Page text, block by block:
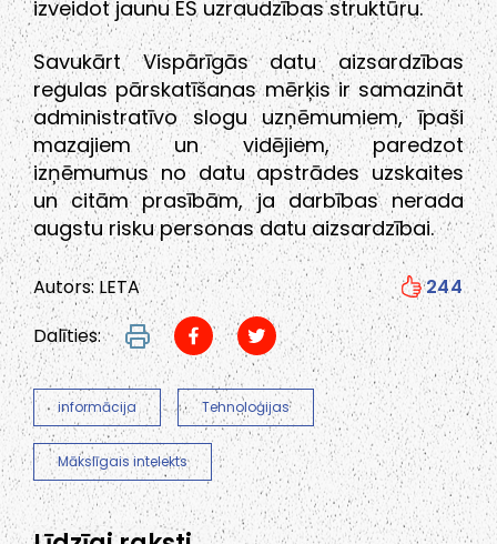
izveidot jaunu ES uzraudzības struktūru.
Savukārt Vispārīgās datu aizsardzības
regulas pārskatīšanas mērķis ir samazināt
administratīvo slogu uzņēmumiem, īpaši
mazajiem un vidējiem, paredzot
izņēmumus no datu apstrādes uzskaites
un citām prasībām, ja darbības nerada
augstu risku personas datu aizsardzībai.
Autors: LETA
244
Dalīties:
informācija Tehnoloģijas
Mākslīgais intelekts